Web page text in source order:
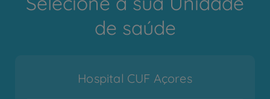
de saúde
Hospital CUF Açores